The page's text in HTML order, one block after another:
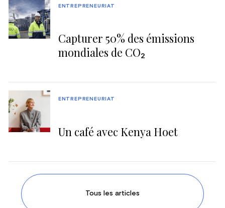
Capturer 50% des émissions
mondiales de CO₂
ENTREPRENEURIAT
Un café avec Kenya Hoet
ENTREPRENEURIAT
Tous les articles